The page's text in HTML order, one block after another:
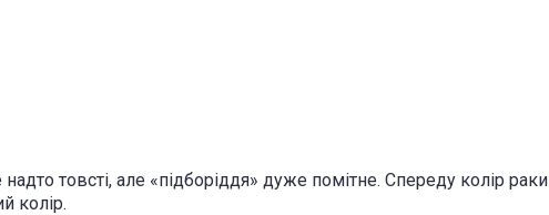
товсті, але «підборіддя» дуже помітне. Спереду колір раки
колір.